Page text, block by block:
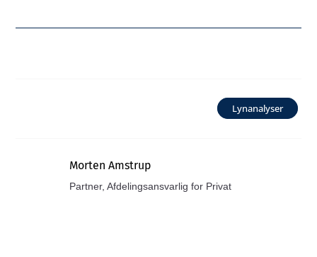
Lynanalyser
Morten Amstrup
Partner, Afdelingsansvarlig for Privat